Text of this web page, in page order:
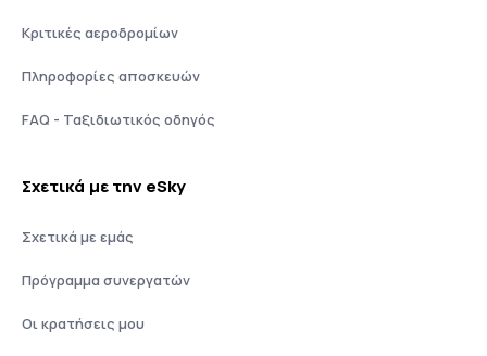
Κριτικές αεροδρομίων
Πληροφορίες αποσκευών
FAQ - Ταξιδιωτικός οδηγός
Σχετικά με την eSky
Σχετικά με εμάς
Πρόγραμμα συνεργατών
Οι κρατήσεις μου